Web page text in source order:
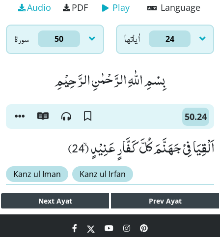
Audio PDF Play Language
سورۃ 50 اٰياتها 24
بِسْمِ اللّٰهِ الرَّحْمٰنِ الرَّحِیْمِ
50.24
اَلْقِیَا فِیْ جَهَنَّمَ كُلَّ كَفَّارٍ عَنِیْدٍۙ (24)
Kanz ul Iman Kanz ul Irfan
Next Ayat Prev Ayat